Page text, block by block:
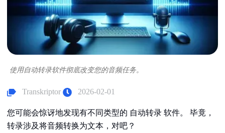
使用自动转录软件彻底改变您的音频任务。
Transkriptor 2026-02-01
您可能会惊讶地发现有不同类型的 自动转录 软件。 毕竟，
转录涉及将音频转换为文本，对吧？